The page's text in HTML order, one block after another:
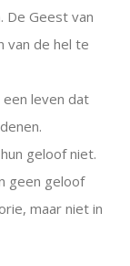
De Geest van
van de hel te
leven dat
geloof niet.
geen geloof
maar niet in